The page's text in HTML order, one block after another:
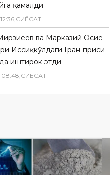
қамалди
12:36,СИËСАТ
ва Марказий Осиё
Иссиқкўлдаги Гран-приси
иштирок этди
08:48,СИËСАТ